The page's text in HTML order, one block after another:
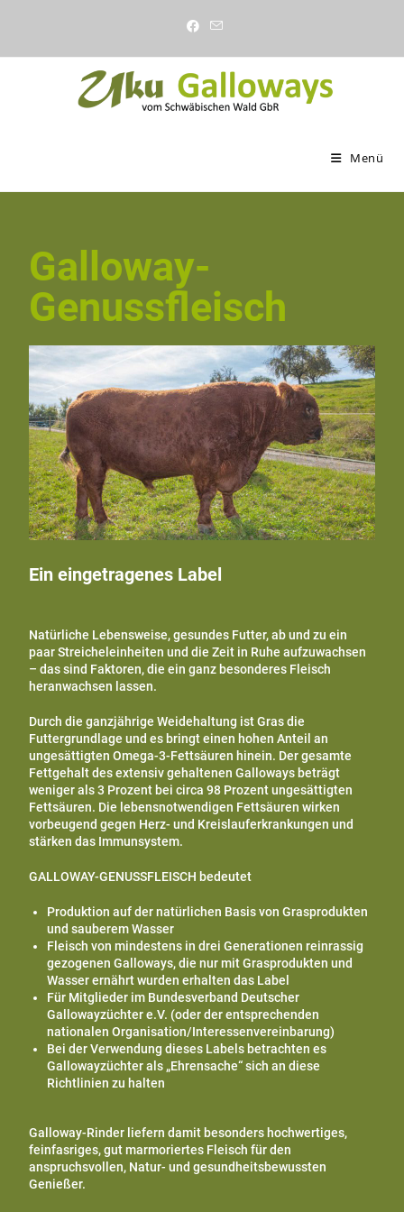
Menü
Galloway-
Genussfleisch
Ein eingetragenes Label
Natürliche Lebensweise, gesundes Futter, ab und zu ein
paar Streicheleinheiten und die Zeit in Ruhe aufzuwachsen
– das sind Faktoren, die ein ganz besonderes Fleisch
heranwachsen lassen.
Durch die ganzjährige Weidehaltung ist Gras die
Futtergrundlage und es bringt einen hohen Anteil an
ungesättigten Omega-3-Fettsäuren hinein. Der gesamte
Fettgehalt des extensiv gehaltenen Galloways beträgt
weniger als 3 Prozent bei circa 98 Prozent ungesättigten
Fettsäuren. Die lebensnotwendigen Fettsäuren wirken
vorbeugend gegen Herz- und Kreislauferkrankungen und
stärken das Immunsystem.
GALLOWAY-GENUSSFLEISCH bedeutet
Produktion auf der natürlichen Basis von Grasprodukten
und sauberem Wasser
Fleisch von mindestens in drei Generationen reinrassig
gezogenen Galloways, die nur mit Grasprodukten und
Wasser ernährt wurden erhalten das Label
Für Mitglieder im Bundesverband Deutscher
Gallowayzüchter e.V. (oder der entsprechenden
nationalen Organisation/Interessenvereinbarung)
Bei der Verwendung dieses Labels betrachten es
Gallowayzüchter als „Ehrensache“ sich an diese
Richtlinien zu halten
Galloway-Rinder liefern damit besonders hochwertiges,
feinfasriges, gut marmoriertes Fleisch für den
anspruchsvollen, Natur- und gesundheitsbewussten
Genießer.